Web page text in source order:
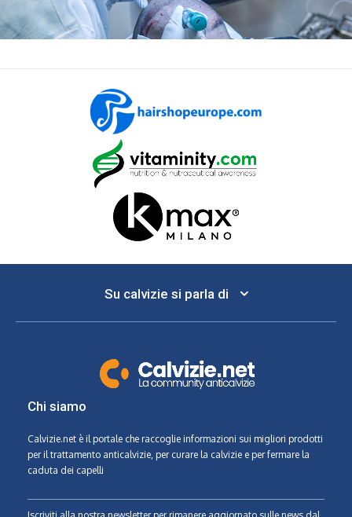
Su calvizie si parla di
Chi siamo
Calvizie.net è il portale che raccoglie informazioni sui migliori prodotti
per il trattamento anticalvizie, per curare la calvizie e per fermare la
caduta dei capelli